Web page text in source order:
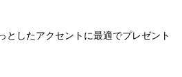
したアクセントに最適でプレゼント